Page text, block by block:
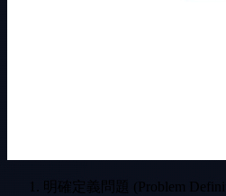
明確定義問題 (Problem